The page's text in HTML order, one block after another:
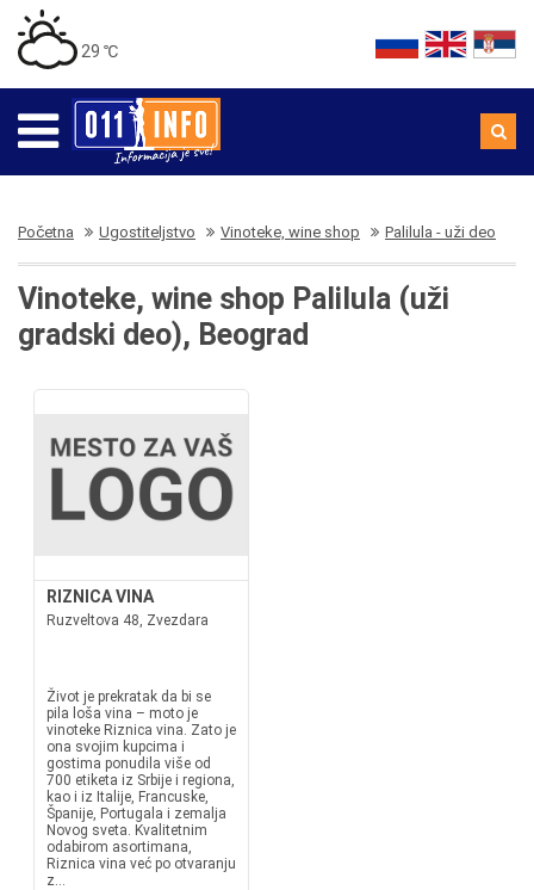
29 ℃
Početna Ugostiteljstvo Vinoteke, wine shop Palilula - uži deo
Vinoteke, wine shop Palilula (uži
gradski deo), Beograd
RIZNICA VINA
Ruzveltova 48, Zvezdara
Život je prekratak da bi se
pila loša vina – moto je
vinoteke Riznica vina. Zato je
ona svojim kupcima i
gostima ponudila više od
700 etiketa iz Srbije i regiona,
kao i iz Italije, Francuske,
Španije, Portugala i zemalja
Novog sveta. Kvalitetnim
odabirom asortimana,
Riznica vina već po otvaranju
z...